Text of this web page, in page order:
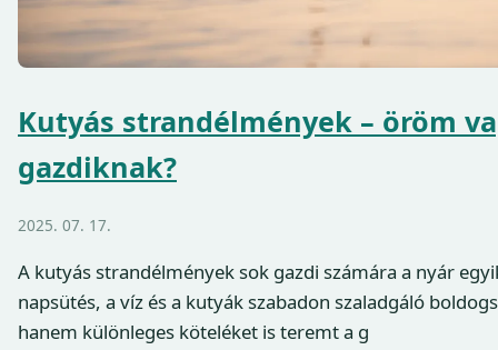
Kutyás strandélmények – öröm
gazdiknak?
2025. 07. 17.
A kutyás strandélmények sok gazdi számára a nyár
napsütés, a víz és a kutyák szabadon szaladgáló
hanem különleges köteléket is teremt a g